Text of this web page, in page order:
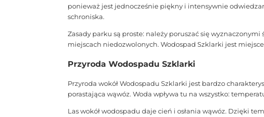
ponieważ jest jednocześnie piękny i intensywnie
schroniska.
Zasady parku są proste: należy poruszać się
miejscach niedozwolonych. Wodospad Szklarki jest
Przyroda Wodospadu Szklarki
Przyroda wokół Wodospadu Szklarki jest bardzo
porastająca wąwóz. Woda wpływa tu na wszystko:
Las wokół wodospadu daje cień i osłania wąwóz. Dzięki